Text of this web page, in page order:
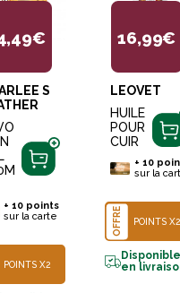
S
+10 points
sur la carte
POINTS X2
16,99€
LEOVET
HUILE
POUR
CUIR
+ 10
sur la
OFFRE POINTS X2
Disponible
en